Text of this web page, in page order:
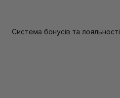
Система бонусів та лояльності